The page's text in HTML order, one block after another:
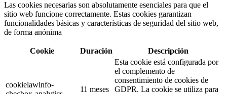
Las cookies necesarias son absolutamente esenciales para que el
sitio web funcione correctamente. Estas cookies garantizan
funcionalidades básicas y características de seguridad del sitio web,
de forma anónima
Cookie Duración Descripción
cookielawinfo-
11 meses
Esta cookie está configurada por
el complemento de
consentimiento de cookies de
GDPR. La cookie se utiliza para